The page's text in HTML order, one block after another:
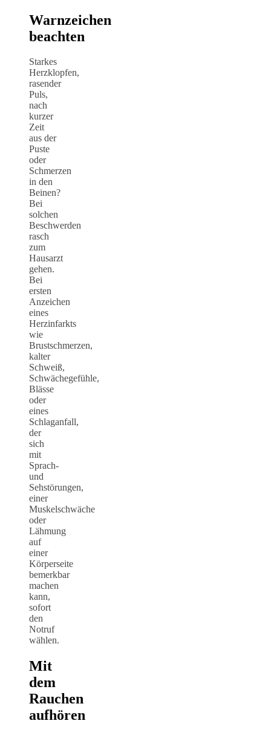
Warnzeichen
beachten
Starkes
Herzklopfen,
rasender
Puls,
nach
kurzer
Zeit
aus der
Puste
oder
Schmerzen
in den
Beinen?
Bei
solchen
Beschwerden
rasch
zum
Hausarzt
gehen.
Bei
ersten
Anzeichen
eines
Herzinfarkts
wie
Brustschmerzen,
kalter
Schweiß,
Schwächegefühle,
Blässe
oder
eines
Schlaganfall,
der
sich
mit
Sprach-
und
Sehstörungen,
einer
Muskelschwäche
oder
Lähmung
auf
einer
Körperseite
bemerkbar
machen
kann,
sofort
den
Notruf
wählen.
Mit
dem
Rauchen
aufhören